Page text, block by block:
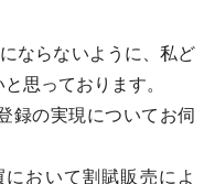
ならないように、私ど
思っております。
録の実現についてお伺
おいて割賦販売によ